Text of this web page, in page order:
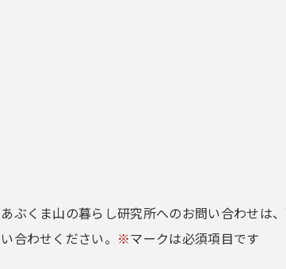
あぶくま山の暮らし研究所へのお問い合わせは
い合わせください。 ※マークは必須項目です